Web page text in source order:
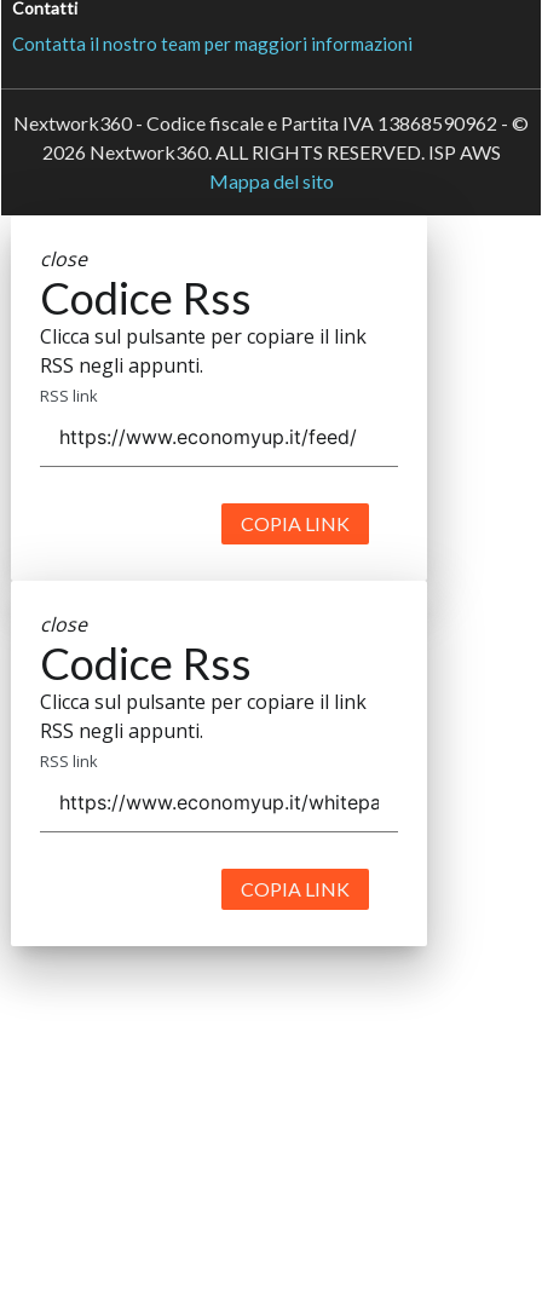
Contatti
Contatta il nostro team per maggiori informazioni
Nextwork360 - Codice fiscale e Partita IVA 13868590962 - ©
2026 Nextwork360. ALL RIGHTS RESERVED. ISP AWS
Mappa del sito
close
Codice Rss
Clicca sul pulsante per copiare il link
RSS negli appunti.
RSS link
COPIA LINK
close
Codice Rss
Clicca sul pulsante per copiare il link
RSS negli appunti.
RSS link
COPIA LINK